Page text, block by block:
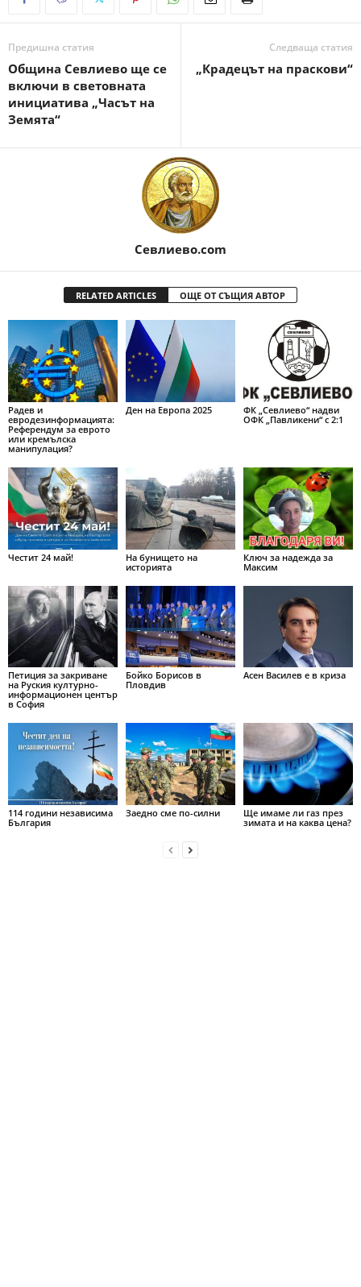
Предишна статия
Община Севлиево ще се
включи в световната
инициатива „Часът на
Земята“
Следваща статия
„Крадецът на праскови“
Севлиево.com
RELATED ARTICLES ОЩЕ ОТ СЪЩИЯ АВТОР
Радев и
евродезинформацията:
Референдум за еврото
или кремълска
манипулация?
Ден на Европа 2025
ФК „Севлиево“ надви
ОФК „Павликени“ с 2:1
Честит 24 май!
На бунището на
историята
Ключ за надежда за
Максим
Петиция за закриване
на Руския културно-
информационен център
в София
Бойко Борисов в
Пловдив
Асен Василев е в криза
114 години независима
България
Заедно сме по-силни
Ще имаме ли газ през
зимата и на каква цена?